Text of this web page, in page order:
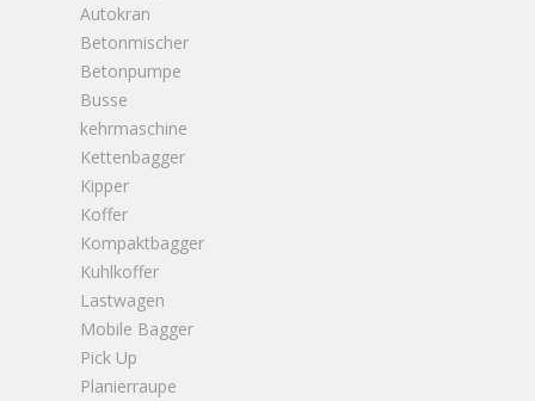
Autokran
Betonmischer
Betonpumpe
Busse
kehrmaschine
Kettenbagger
Kipper
Koffer
Kompaktbagger
Kuhlkoffer
Lastwagen
Mobile Bagger
Pick Up
Planierraupe